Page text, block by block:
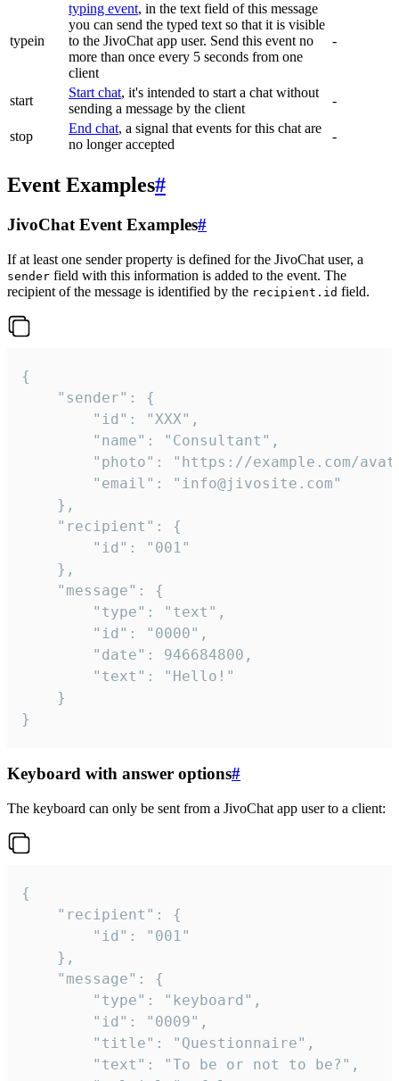
typein
typing event, in the text field of this message
you can send the typed text so that it is visible
to the JivoChat app user. Send this event no
more than once every 5 seconds from one
client
-
start
Start chat, it's intended to start a chat without
sending a message by the client
-
stop
End chat, a signal that events for this chat are
no longer accepted
-
Event Examples#
JivoChat Event Examples#
If at least one sender property is defined for the JivoChat user, a
sender field with this information is added to the event. The
recipient of the message is identified by the recipient.id field.
{
}
Keyboard with answer options#
The keyboard can only be sent from a JivoChat app user to a client:
{